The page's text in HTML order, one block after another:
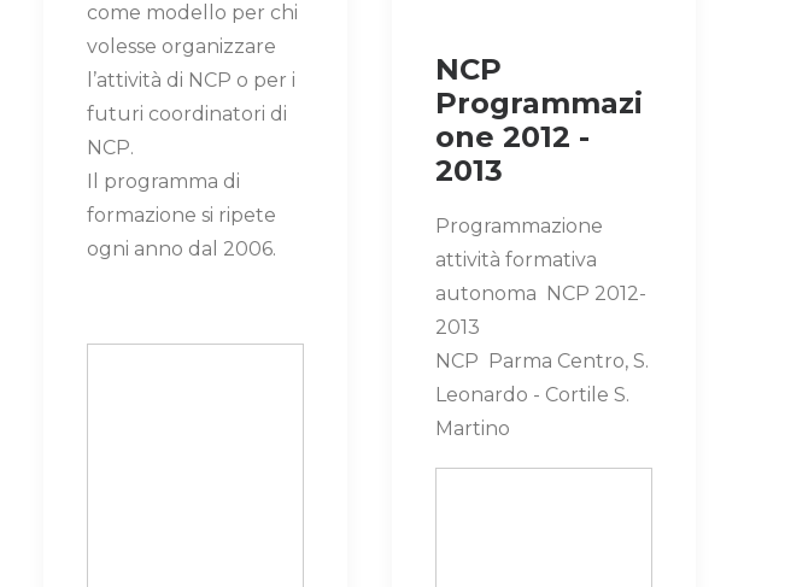
come modello per chi
volesse organizzare
l’attività di NCP o per i
futuri coordinatori di
NCP.
Il programma di
formazione si ripete
ogni anno dal 2006.
NCP
Programmazi
one 2012 -
2013
Programmazione
attività formativa
autonoma NCP 2012-
2013
NCP Parma Centro, S.
Leonardo - Cortile S.
Martino